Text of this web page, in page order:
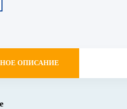
ОПИСАНИЕ